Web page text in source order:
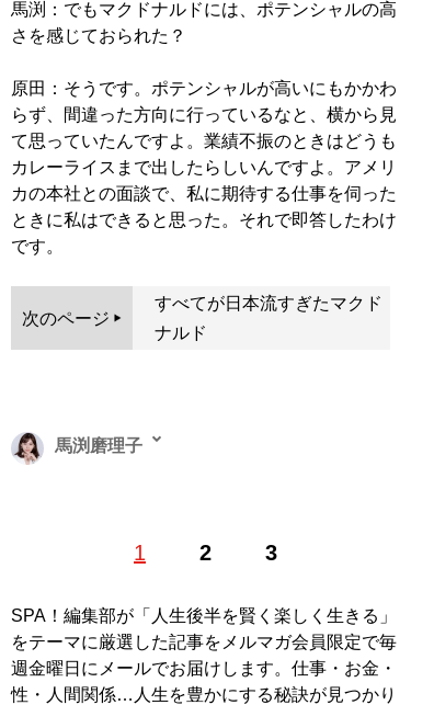
馬渕：でもマクドナルドには、ポテンシャルの高
さを感じておられた？
原田：そうです。ポテンシャルが高いにもかかわ
らず、間違った方向に行っているなと、横から見
て思っていたんですよ。業績不振のときはどうも
カレーライスまで出したらしいんですよ。アメリ
カの本社との面談で、私に期待する仕事を伺った
ときに私はできると思った。それで即答したわけ
です。
次のページ
すべてが日本流すぎたマクド
ナルド
1 2 3
馬渕磨理子
表理事。（株）フィスコのシニアアナリストとして日本
業の（株）日本クラウドキャピタルでベンチャー業界の
アナリスト業務を担う。著書『5万円からでも始められ
る 黒字転換2倍株で勝つ投資術』
Twitter@marikomabuchi
SPA！編集部が「人生後半を賢く楽しく生きる」
をテーマに厳選した記事をメルマガ会員限定で毎
週金曜日にメールでお届けします。仕事・お金・
性・人間関係…人生を豊かにする秘訣が見つかり